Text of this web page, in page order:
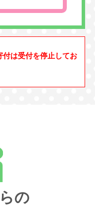
は受付を停止してお
の